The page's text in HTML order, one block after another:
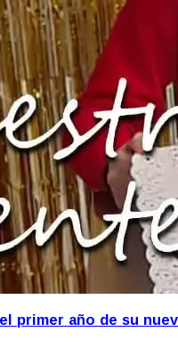
primer año de su